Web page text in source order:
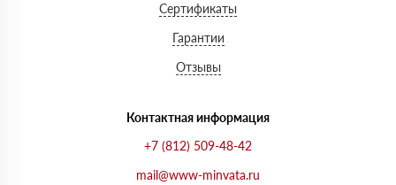
Сертификаты
Гарантии
Отзывы
Контактная информация
+7 (812) 509-48-42
mail@www-minvata.ru